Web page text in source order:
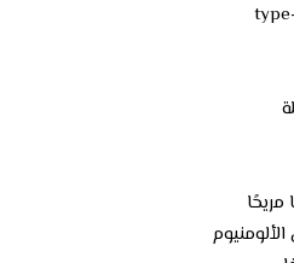
مريحًا